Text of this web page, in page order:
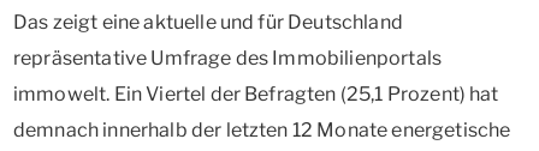
Das zeigt eine aktuelle und für Deutschland
repräsentative Umfrage des Immobilienportals
immowelt. Ein Viertel der Befragten (25,1 Prozent) hat
demnach innerhalb der letzten 12 Monate energetische